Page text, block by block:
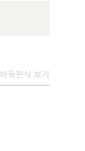
바둑판식 보기